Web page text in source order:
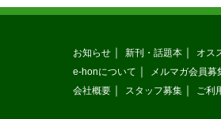
お知らせ 新刊・話題本 オス
e-honについて
メルマガ会員募
会社概要
スタッフ募集 ご利